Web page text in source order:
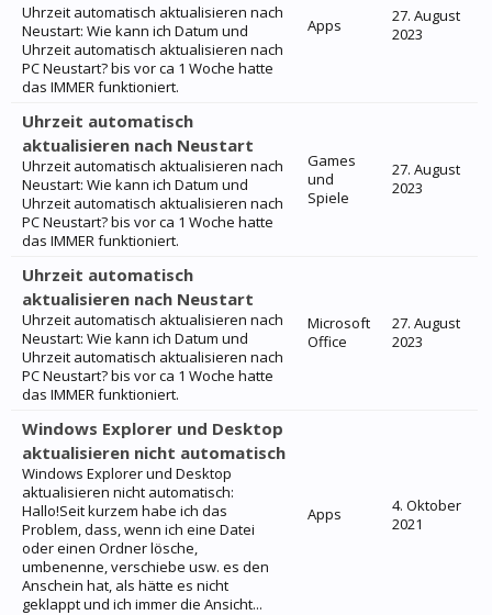
Uhrzeit automatisch aktualisieren nach
Neustart: Wie kann ich Datum und
Uhrzeit automatisch aktualisieren nach
PC Neustart? bis vor ca 1 Woche hatte
das IMMER funktioniert.
Apps
27. August
2023
Uhrzeit automatisch
aktualisieren nach Neustart
Uhrzeit automatisch aktualisieren nach
Neustart: Wie kann ich Datum und
Uhrzeit automatisch aktualisieren nach
PC Neustart? bis vor ca 1 Woche hatte
das IMMER funktioniert.
Games
und
Spiele
27. August
2023
Uhrzeit automatisch
aktualisieren nach Neustart
Uhrzeit automatisch aktualisieren nach
Neustart: Wie kann ich Datum und
Uhrzeit automatisch aktualisieren nach
PC Neustart? bis vor ca 1 Woche hatte
das IMMER funktioniert.
Microsoft
Office
27. August
2023
Windows Explorer und Desktop
aktualisieren nicht automatisch
Windows Explorer und Desktop
aktualisieren nicht automatisch:
Hallo!Seit kurzem habe ich das
Problem, dass, wenn ich eine Datei
oder einen Ordner lösche,
umbenenne, verschiebe usw. es den
Anschein hat, als hätte es nicht
geklappt und ich immer die Ansicht...
Apps
4. Oktober
2021